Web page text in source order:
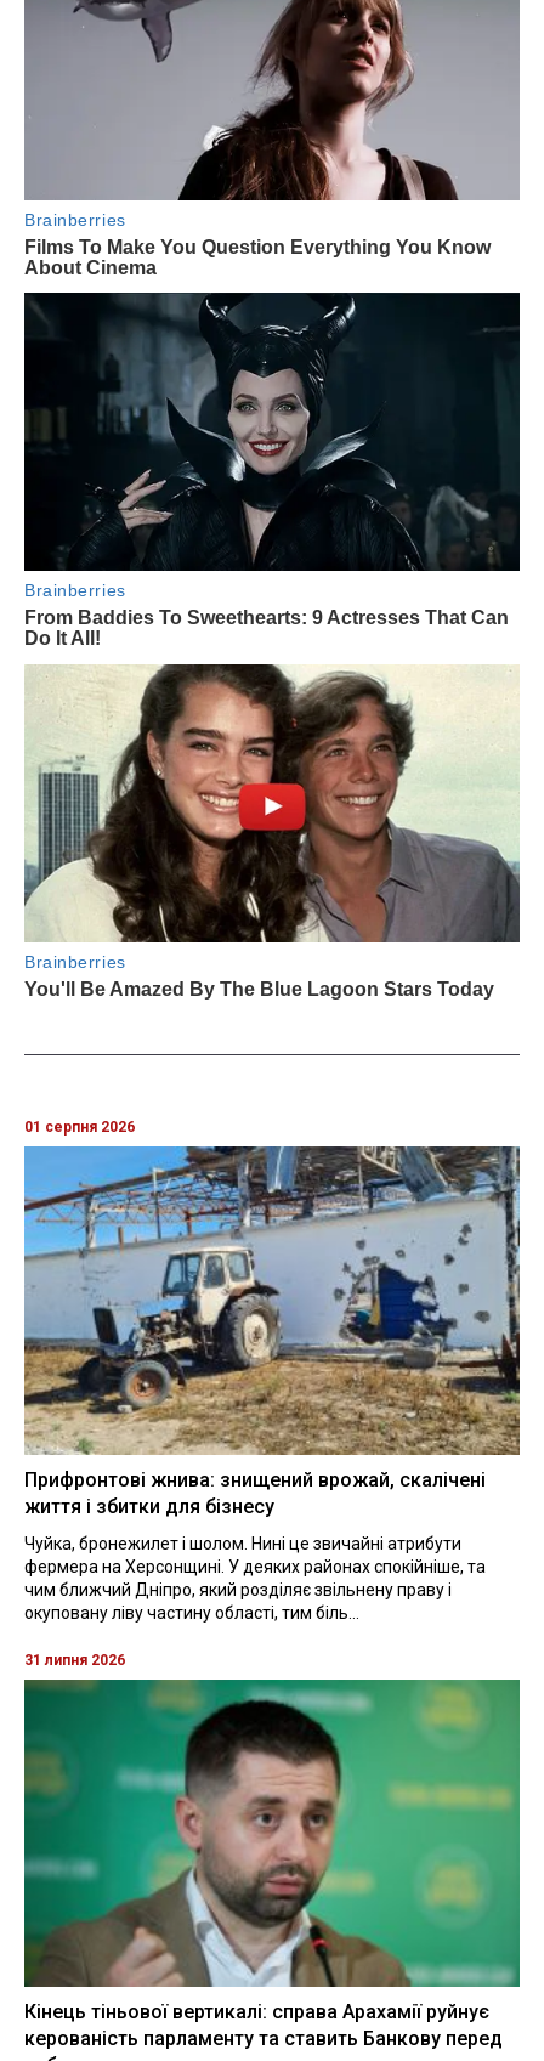
01 серпня 2026
Прифронтові жнива: знищений врожай, скалічені
життя і збитки для бізнесу
Чуйка, бронежилет і шолом. Нині це звичайні атрибути
фермера на Херсонщині. У деяких районах спокійніше, та
чим ближчий Дніпро, який розділяє звільнену праву і
окуповану ліву частину області, тим біль...
31 липня 2026
Кінець тіньової вертикалі: справа Арахамії руйнує
керованість парламенту та ставить Банкову перед